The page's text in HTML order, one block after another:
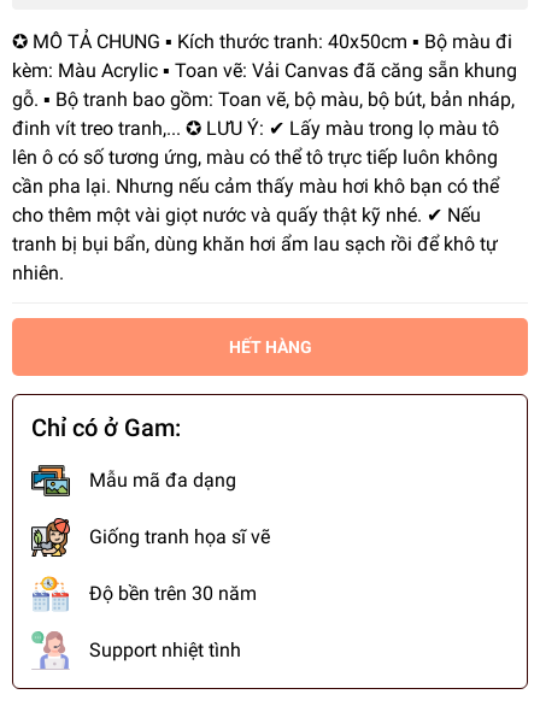
✪ MÔ TẢ CHUNG ▪️ Kích thước tranh: 40x50cm ▪️ Bộ màu đi
kèm: Màu Acrylic ▪️ Toan vẽ: Vải Canvas đã căng sẵn khung
gỗ. ▪️ Bộ tranh bao gồm: Toan vẽ, bộ màu, bộ bút, bản nháp,
đinh vít treo tranh,... ✪ LƯU Ý: ✔ Lấy màu trong lọ màu tô
lên ô có số tương ứng, màu có thể tô trực tiếp luôn không
cần pha lại. Nhưng nếu cảm thấy màu hơi khô bạn có thể
cho thêm một vài giọt nước và quấy thật kỹ nhé. ✔ Nếu
tranh bị bụi bẩn, dùng khăn hơi ẩm lau sạch rồi để khô tự
nhiên.
HẾT HÀNG
Chỉ có ở Gam:
Mẫu mã đa dạng
Giống tranh họa sĩ vẽ
Độ bền trên 30 năm
Support nhiệt tình